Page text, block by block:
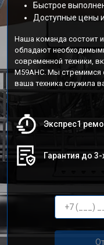
Быстрое
Доступные цены и
Наша команда состоит
обладают
современной техники,
M59AHC. Мы стремимся
ваша техника служила
Экспрес1
Гарантия до 3-